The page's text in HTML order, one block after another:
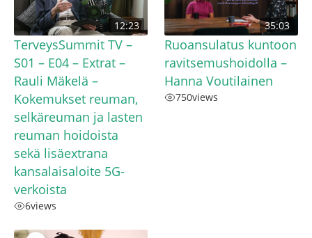
12:23
TerveysSummit TV –
S01 – E04 – Extrat –
Rauli Mäkelä –
Kokemukset reuman,
selkäreuman ja lasten
reuman hoidoista
sekä lisäextrana
kansalaisaloite 5G-
verkoista
6views
35:03
Ruoansulatus kuntoon
ravitsemushoidolla –
Hanna Voutilainen
750views